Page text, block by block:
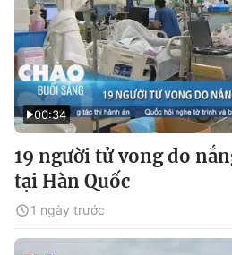
00:34
19 người tử vong do
tại Hàn Quốc
1 ngày trước